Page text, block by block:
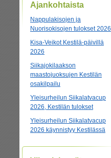
Ajankohtaista
Nappulakisojen ja
Nuorisokisojen tulokset 2026
Kisa-Veikot Kestilä-päivillä
2026
Siikajokilaakson
maastojuoksujen Kestilän
osakilpailu
Yleisurheilun Siikalatvacup
2026, Kestilän tulokset
Yleisurheilun Siikalatvacup
2026 käynnistyy Kestilässä